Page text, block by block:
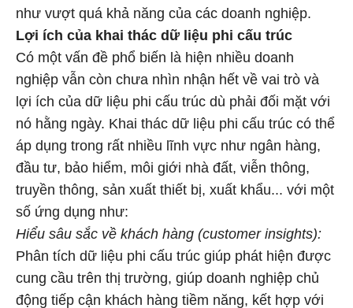
như vượt quá khả năng của các doanh nghiệp.
Lợi ích của khai thác dữ liệu phi cấu trúc
Có một vấn đề phổ biến là hiện nhiều doanh
nghiệp vẫn còn chưa nhìn nhận hết về vai trò và
lợi ích của dữ liệu phi cấu trúc dù phải đối mặt với
nó hằng ngày. Khai thác dữ liệu phi cấu trúc có thể
áp dụng trong rất nhiều lĩnh vực như ngân hàng,
đầu tư, bảo hiểm, môi giới nhà đất, viễn thông,
truyền thông, sản xuất thiết bị, xuất khẩu... với một
số ứng dụng như:
Hiểu sâu sắc về khách hàng (customer insights):
Phân tích dữ liệu phi cấu trúc giúp phát hiện được
cung cầu trên thị trường, giúp doanh nghiệp chủ
động tiếp cận khách hàng tiềm năng, kết hợp với